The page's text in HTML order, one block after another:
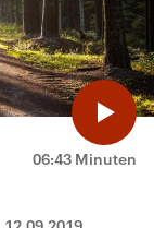
06:43 Minuten